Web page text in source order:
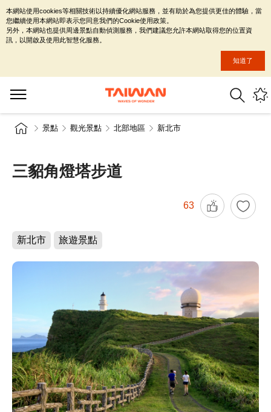
景點 觀光景點 北部地區 新北市
三貂角燈塔步道
63
新北市 旅遊景點
本網站使用cookies等相關技術以持續優化網站服務，並有助於為您提供更佳的體驗，當
您繼續使用本網站即表示您同意我們的Cookie使用政策。
另外，本網站也提供周邊景點自動偵測服務，我們建議您允許本網站取得您的位置資
訊，以開啟及使用此智慧化服務。
知道了